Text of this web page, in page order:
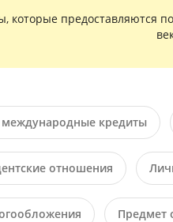
которые предоставляются
международные кредиты
отношения
Предмет